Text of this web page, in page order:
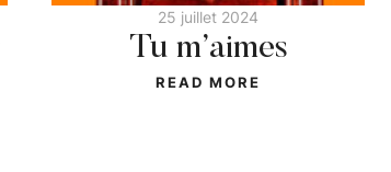
25 juillet 2024
Tu m’aimes
READ MORE